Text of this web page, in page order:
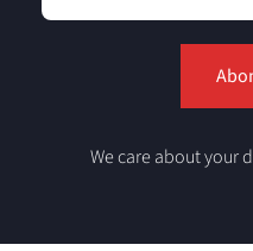
We care about your